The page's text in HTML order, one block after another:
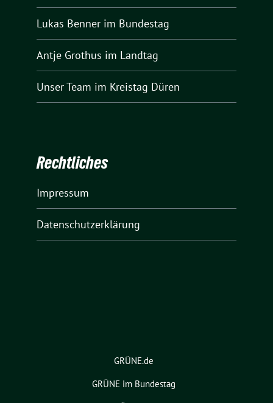
Lukas Benner im Bundestag
Antje Grothus im Landtag
Unser Team im Kreistag Düren
Rechtliches
Impressum
Datenschutzerklärung
GRÜNE.de
GRÜNE im Bundestag